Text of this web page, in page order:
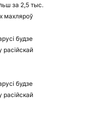
за 2,5 тыс.
махляроў
будзе
расійскай
будзе
расійскай